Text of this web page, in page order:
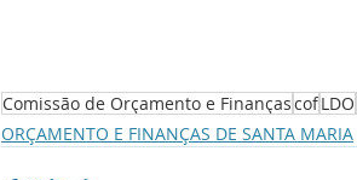
Comissão de Orçamento e FinançascofLDO
ORÇAMENTO E FINANÇAS DE SANTA MARIA